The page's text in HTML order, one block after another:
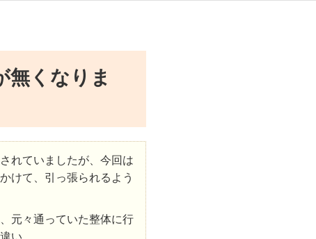
無くなりま
れていましたが、今回は
けて、引っ張られるよう
元々通っていた整体に行
い